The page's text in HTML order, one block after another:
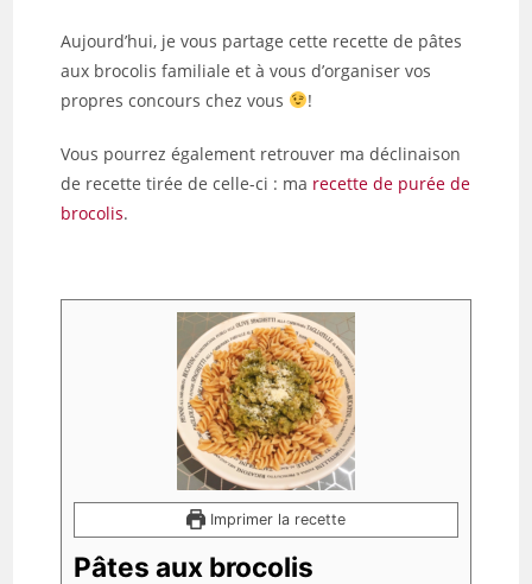
Aujourd’hui, je vous partage cette recette de pâtes
aux brocolis familiale et à vous d’organiser vos
propres concours chez vous
!
Vous pourrez également retrouver ma déclinaison
de recette tirée de celle-ci : ma recette de purée de
brocolis.
Imprimer la recette
Pâtes aux brocolis